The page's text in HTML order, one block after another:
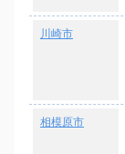
川崎市
相模原市